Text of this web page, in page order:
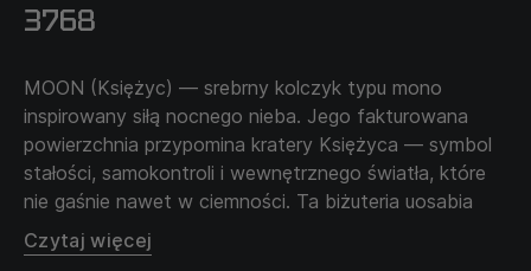
3768
MOON (Księżyc) — srebrny kolczyk typu mono
inspirowany siłą nocnego nieba. Jego fakturowana
powierzchnia przypomina kratery Księżyca — symbol
stałości, samokontroli i wewnętrznego światła, które
nie gaśnie nawet w ciemności. Ta biżuteria uosabia
spokój, mądrość i siłę mężczyzny, który potrafi
zachować równowagę między światłem a cieniem.
Czytaj więcej